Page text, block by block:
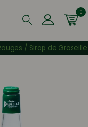
vous ?
0
/ Sirop de Groseille